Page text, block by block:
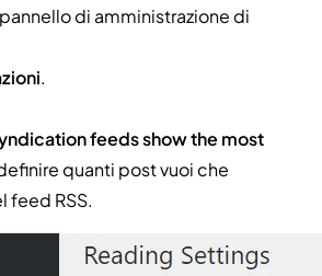
di amministrazione di
.
feeds show the most
quanti post vuoi che
feed RSS.